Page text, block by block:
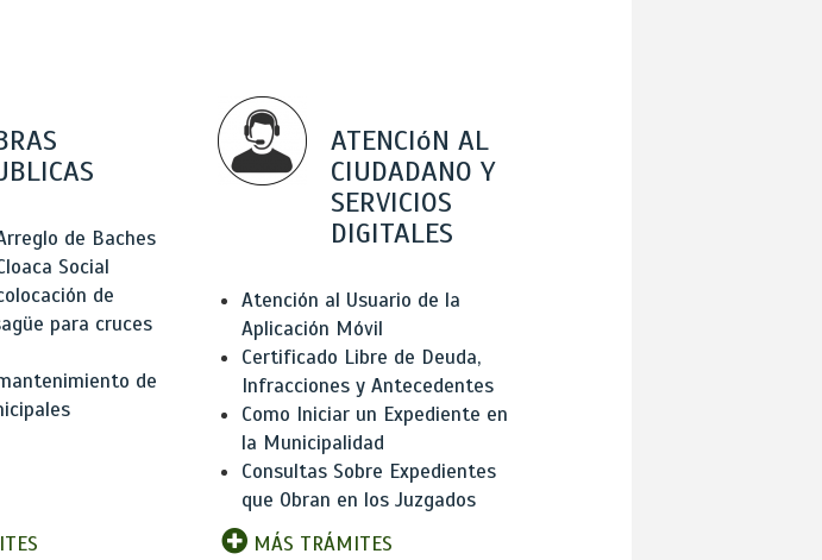
de Baches
Social
de
para cruces
de
ATENCIóN AL
CIUDADANO Y
SERVICIOS
DIGITALES
Atención al Usuario de la
Aplicación Móvil
Certificado Libre de Deuda,
Infracciones y Antecedentes
Como Iniciar un Expediente en
la Municipalidad
Consultas Sobre Expedientes
que Obran en los Juzgados
MÁS TRÁMITES